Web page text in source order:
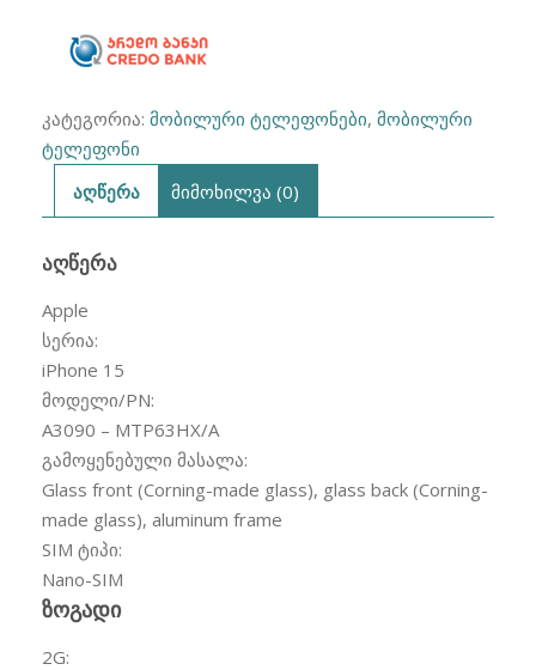
კატეგორია: მობილური ტელეფონები, მობილური
ტელეფონი
აღწერა
მიმოხილვა (0)
ᲐᲦᲬᲔᲠᲐ
Apple
სერია:
iPhone 15
მოდელი/PN:
A3090 – MTP63HX/A
გამოყენებული მასალა:
Glass front (Corning-made glass), glass back (Corning-
made glass), aluminum frame
SIM ტიპი:
Nano-SIM
ზოგადი
2G: